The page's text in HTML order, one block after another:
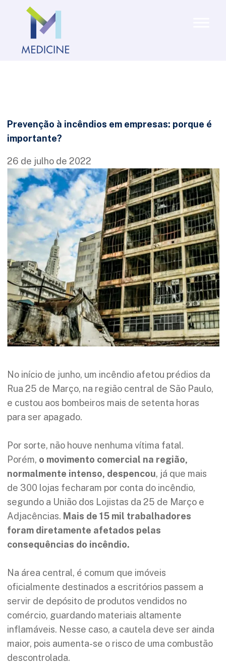
Prevenção à incêndios em empresas: porque é
importante?
26 de julho de 2022
No início de junho, um incêndio afetou prédios da
Rua 25 de Março, na região central de São Paulo,
e custou aos bombeiros mais de setenta horas
para ser apagado.
Por sorte, não houve nenhuma vítima fatal.
Porém, o movimento comercial na região,
normalmente intenso, despencou, já que mais
de 300 lojas fecharam por conta do incêndio,
segundo a União dos Lojistas da 25 de Março e
Adjacências. Mais de 15 mil trabalhadores
foram diretamente afetados pelas
consequências do incêndio.
Na área central, é comum que imóveis
oficialmente destinados a escritórios passem a
servir de depósito de produtos vendidos no
comércio, guardando materiais altamente
inflamáveis. Nesse caso, a cautela deve ser ainda
maior, pois aumenta-se o risco de uma combustão
descontrolada.